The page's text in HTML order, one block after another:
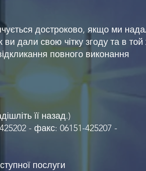
достроково, якщо ми
дали свою чітку згоду та в
повного виконання
її назад.)
- факс: 06151-425207 -
послуги